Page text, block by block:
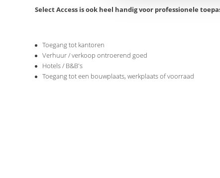
Select Access is ook heel handig voor professionele
Toegang tot kantoren
Verhuur / verkoop ontroerend goed
Hotels / B&B's
Toegang tot een bouwplaats, werkplaats of voorraad